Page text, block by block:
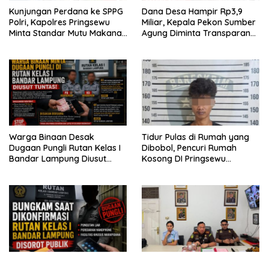
Kunjungan Perdana ke SPPG
Polri, Kapolres Pringsewu
Minta Standar Mutu Makanan
Dana Desa Hampir Rp3,9
Miliar, Kepala Pekon Sumber
Agung Diminta Transparan
Warga Binaan Desak
Dugaan Pungli Rutan Kelas I
Bandar Lampung Diusut
Tidur Pulas di Rumah yang
Dibobol, Pencuri Rumah
Kosong DI Pringsewu